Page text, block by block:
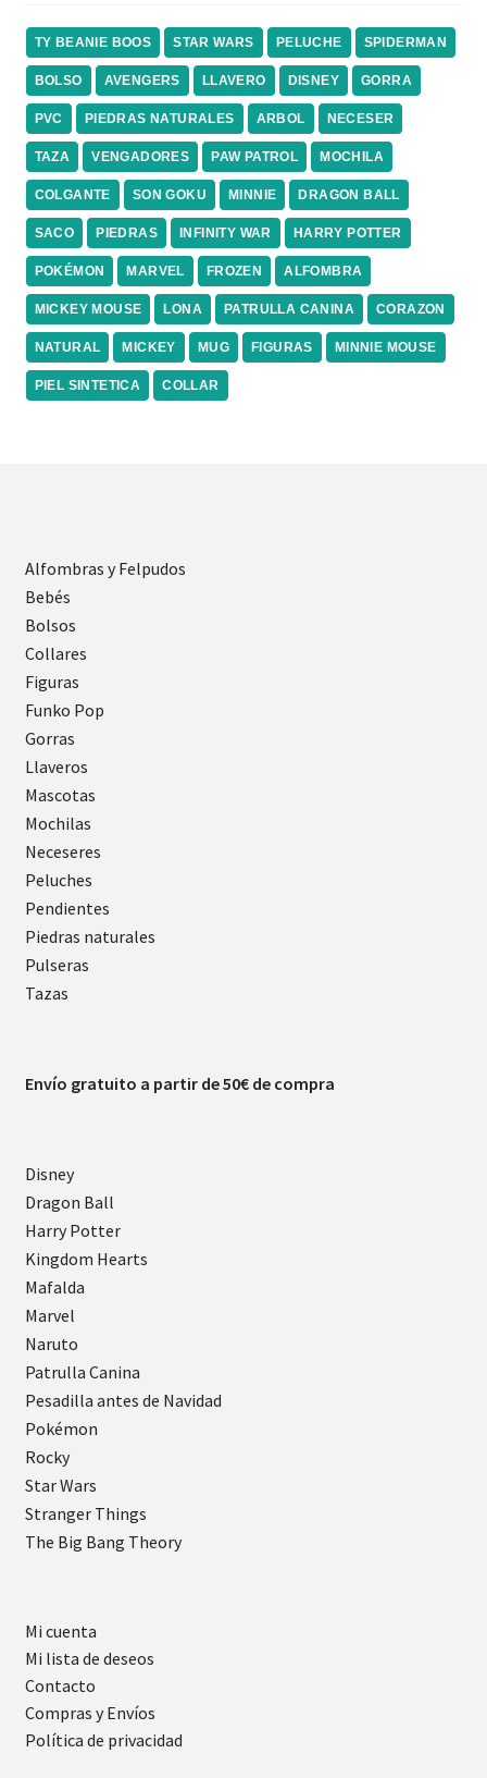
TY BEANIE BOOS STAR WARS PELUCHE SPIDERMAN
BOLSO AVENGERS LLAVERO DISNEY GORRA
PVC PIEDRAS NATURALES ARBOL NECESER
TAZA VENGADORES PAW PATROL MOCHILA
COLGANTE SON GOKU MINNIE DRAGON BALL
SACO PIEDRAS INFINITY WAR HARRY POTTER
POKÉMON MARVEL FROZEN ALFOMBRA
MICKEY MOUSE LONA PATRULLA CANINA CORAZON
NATURAL MICKEY MUG FIGURAS MINNIE MOUSE
PIEL SINTETICA COLLAR
Alfombras y Felpudos
Bebés
Bolsos
Collares
Figuras
Funko Pop
Gorras
Llaveros
Mascotas
Mochilas
Neceseres
Peluches
Pendientes
Piedras naturales
Pulseras
Tazas
Envío gratuito a partir de 50€ de compra
Disney
Dragon Ball
Harry Potter
Kingdom Hearts
Mafalda
Marvel
Naruto
Patrulla Canina
Pesadilla antes de Navidad
Pokémon
Rocky
Star Wars
Stranger Things
The Big Bang Theory
Mi cuenta
Mi lista de deseos
Contacto
Compras y Envíos
Política de privacidad